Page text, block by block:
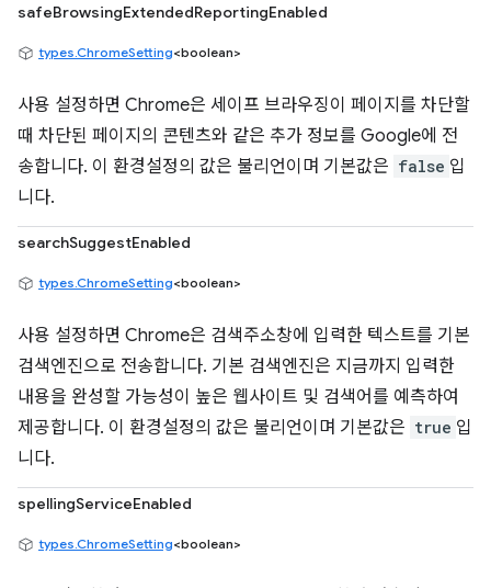
safeBrowsingExtendedReportingEnabled
types.ChromeSetting<boolean>
사용 설정하면 Chrome은 세이프 브라우징이 페이지를 차단할
때 차단된 페이지의 콘텐츠와 같은 추가 정보를 Google에 전
송합니다. 이 환경설정의 값은 불리언이며 기본값은 false 입
니다.
searchSuggestEnabled
types.ChromeSetting<boolean>
사용 설정하면 Chrome은 검색주소창에 입력한 텍스트를 기본
검색엔진으로 전송합니다. 기본 검색엔진은 지금까지 입력한
내용을 완성할 가능성이 높은 웹사이트 및 검색어를 예측하여
제공합니다. 이 환경설정의 값은 불리언이며 기본값은 true 입
니다.
spellingServiceEnabled
types.ChromeSetting<boolean>